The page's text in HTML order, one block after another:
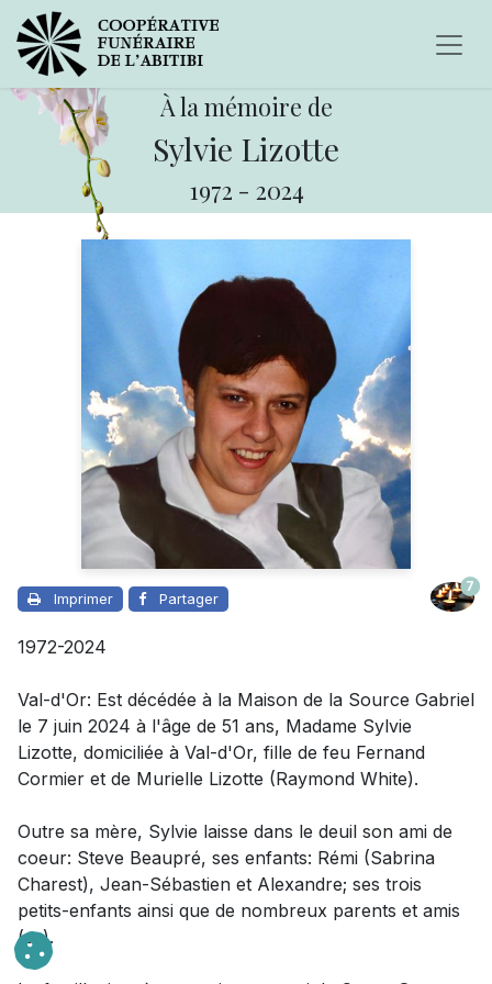
À la mémoire de
Sylvie Lizotte
1972 - 2024
Imprimer Partager
7
1972-2024
Val-d'Or: Est décédée à la Maison de la Source Gabriel
le 7 juin 2024 à l'âge de 51 ans, Madame Sylvie
Lizotte, domiciliée à Val-d'Or, fille de feu Fernand
Cormier et de Murielle Lizotte (Raymond White).
Outre sa mère, Sylvie laisse dans le deuil son ami de
coeur: Steve Beaupré, ses enfants: Rémi (Sabrina
Charest), Jean-Sébastien et Alexandre; ses trois
petits-enfants ainsi que de nombreux parents et amis
(es).